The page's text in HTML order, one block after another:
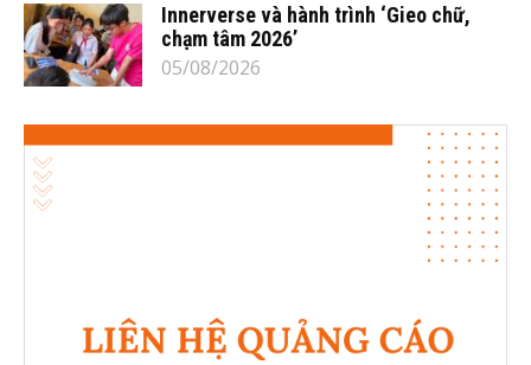
Innerverse và hành trình ‘Gieo chữ,
chạm tâm 2026’
05/08/2026